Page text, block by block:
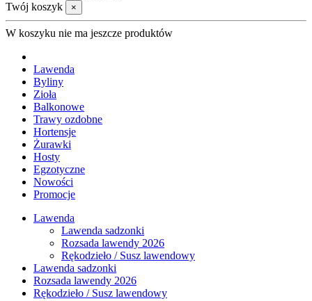
Twój koszyk
×
W koszyku nie ma jeszcze produktów
Lawenda
Byliny
Zioła
Balkonowe
Trawy ozdobne
Hortensje
Żurawki
Hosty
Egzotyczne
Nowości
Promocje
Lawenda
Lawenda sadzonki
Rozsada lawendy 2026
Rękodzieło / Susz lawendowy
Lawenda sadzonki
Rozsada lawendy 2026
Rękodzieło / Susz lawendowy